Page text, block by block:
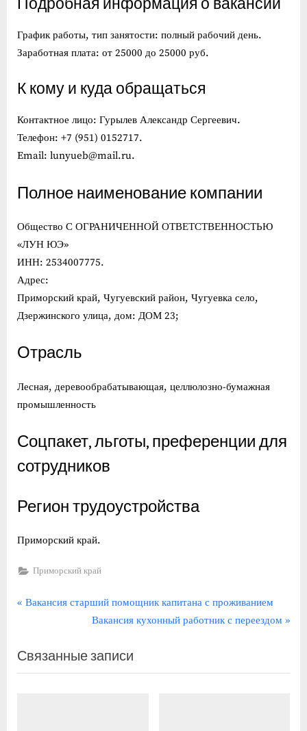
Подробная информация о вакансии
График работы, тип занятости: полный рабочий день.
Заработная плата: от 25000 до 25000 руб.
К кому и куда обращаться
Контактное лицо: Гурылев Александр Сергеевич.
Телефон: +7 (951) 0152717.
Email: lunyueb@mail.ru.
Полное наименование компании
Общество С ОГРАНИЧЕННОЙ ОТВЕТСТВЕННОСТЬЮ
«ЛУН ЮЭ»
ИНН: 2534007775.
Адрес:
Приморский край, Чугуевский район, Чугуевка село,
Дзержинского улица, дом: ДОМ 23;
Отрасль
Лесная, деревообрабатывающая, целлюлозно-бумажная
промышленность
Соцпакет, льготы, преференции для
сотрудников
Регион трудоустройства
Приморский край.
Приморский край
Навигация
записям
П
д
ы
Вакансия старший помощник капитана с проживанием
С
е
д
Вакансия кухонный работник с переездом
Связанные записи